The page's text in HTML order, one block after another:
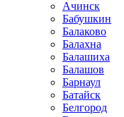
Ачинск
Бабушкин
Балаково
Балахна
Балашиха
Балашов
Барнаул
Батайск
Белгород